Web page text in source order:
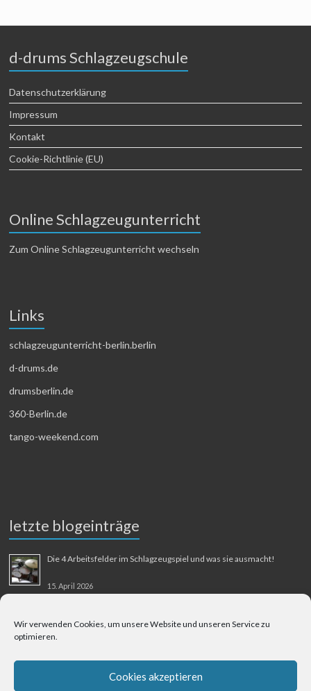
Wir verwenden Cookies, um unsere Website und unseren Service zu
optimieren.
Cookies akzeptieren
d-drums Schlagzeugschule
Datenschutzerklärung
Impressum
Kontakt
Cookie-Richtlinie (EU)
Online Schlagzeugunterricht
Zum Online Schlagzeugunterricht wechseln
Links
schlagzeugunterricht-berlin.berlin
d-drums.de
drumsberlin.de
360-Berlin.de
tango-weekend.com
letzte blogeinträge
Die 4 Arbeitsfelder im Schlagzeugspiel und was sie ausmacht!
15. April 2026
31. August 2025
Berliner Flughafen Tegel – Berlin-Bangkok